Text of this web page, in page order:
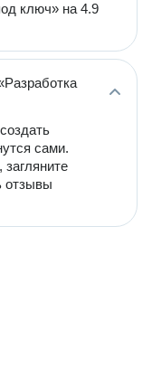
ключ» на 4.9
сами.
отзывы